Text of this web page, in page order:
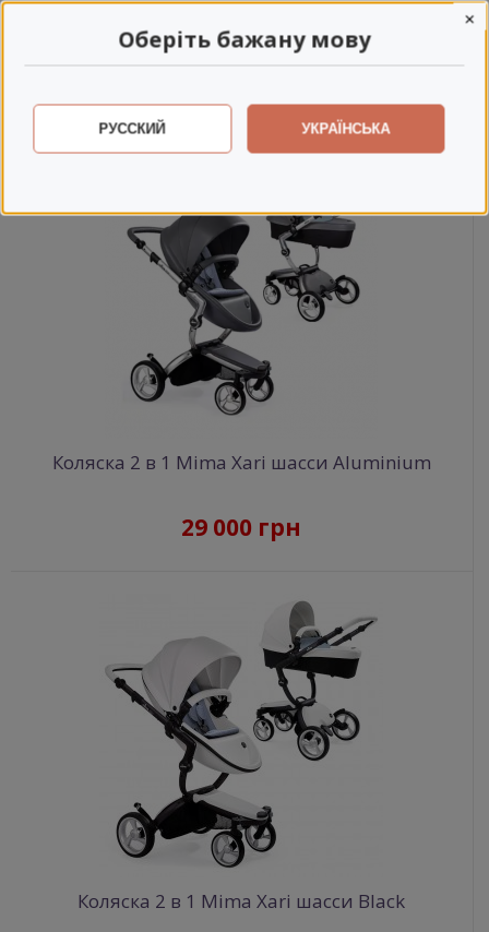
Прозрачное панорамное окно.
аксессуары
Коляска 2 в 1 Mima Xari шасси Aluminium
29 000 грн
Коляска 2 в 1 Mima Xari шасси Black
Оберіть бажану мову
×
РУССКИЙ УКРАЇНСЬКА